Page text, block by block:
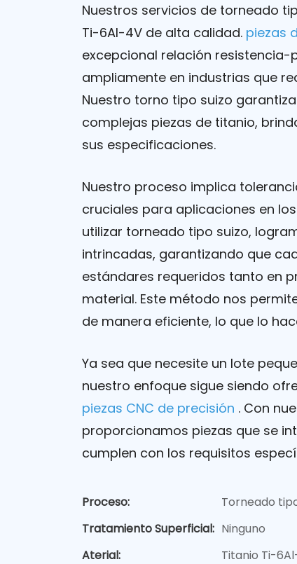
Nuestros servicios de torneado
Ti-6Al-4V de alta calidad. piezas
excepcional relación resistencia-
ampliamente en industrias que
Nuestro torno tipo suizo
complejas piezas de titanio,
sus especificaciones.
Nuestro proceso implica
cruciales para aplicaciones en
utilizar torneado tipo suizo,
intrincadas, garantizando que
estándares requeridos tanto en
material. Este método nos
de manera eficiente, lo que lo
Ya sea que necesite un lote
nuestro enfoque sigue siendo
piezas CNC de precisión . Con
proporcionamos piezas que se
cumplen con los requisitos
Proceso:
Torneado
Tratamiento Superficial: Ninguno
Aterial:
Titanio Ti-